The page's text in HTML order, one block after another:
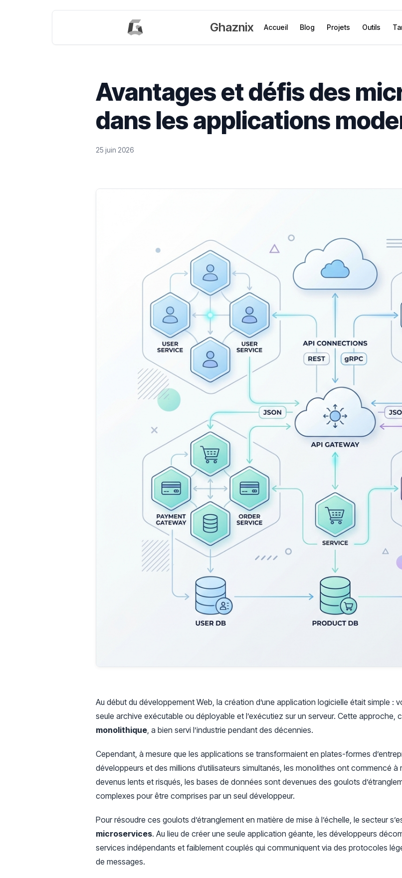
Ghaznix Accueil Blog Projets Outils
Avantages et défis des
dans les applications
25 juin 2026
Au début du développement Web, la création d’une application logicielle était simple :
seule archive exécutable ou déployable et l’exécutiez sur un serveur. Cette approche,
monolithique, a bien servi l’industrie pendant des décennies.
Cependant, à mesure que les applications se transformaient en plates-formes
développeurs et des millions d’utilisateurs simultanés, les monolithes ont commencé
devenus lents et risqués, les bases de données sont devenues des goulots
complexes pour être comprises par un seul développeur.
Pour résoudre ces goulots d’étranglement en matière de mise à l’échelle, le secteur
microservices. Au lieu de créer une seule application géante, les développeurs
services indépendants et faiblement couplés qui communiquent via des protocoles
de messages.